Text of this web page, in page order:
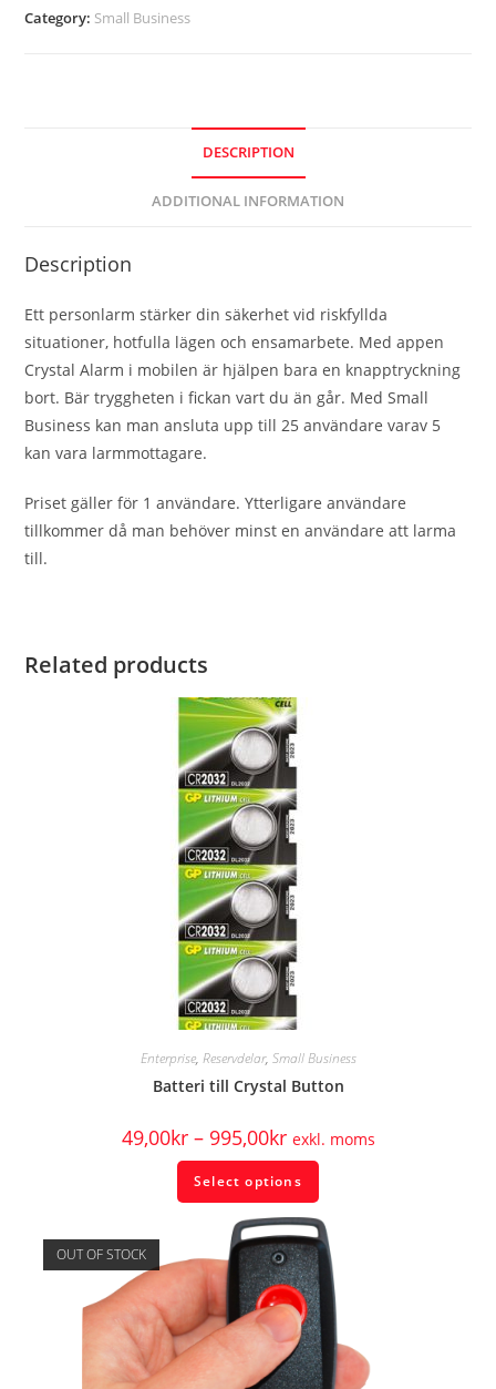
Category: Small Business
DESCRIPTION
ADDITIONAL INFORMATION
Description
Ett personlarm stärker din säkerhet vid riskfyllda
situationer, hotfulla lägen och ensamarbete. Med appen
Crystal Alarm i mobilen är hjälpen bara en knapptryckning
bort. Bär tryggheten i fickan vart du än går. Med Small
Business kan man ansluta upp till 25 användare varav 5
kan vara larmmottagare.
Priset gäller för 1 användare. Ytterligare användare
tillkommer då man behöver minst en användare att larma
till.
Related products
Enterprise, Reservdelar, Small Business
Batteri till Crystal Button
49,00kr– 995,00kr exkl. moms
Select options
OUT OF STOCK